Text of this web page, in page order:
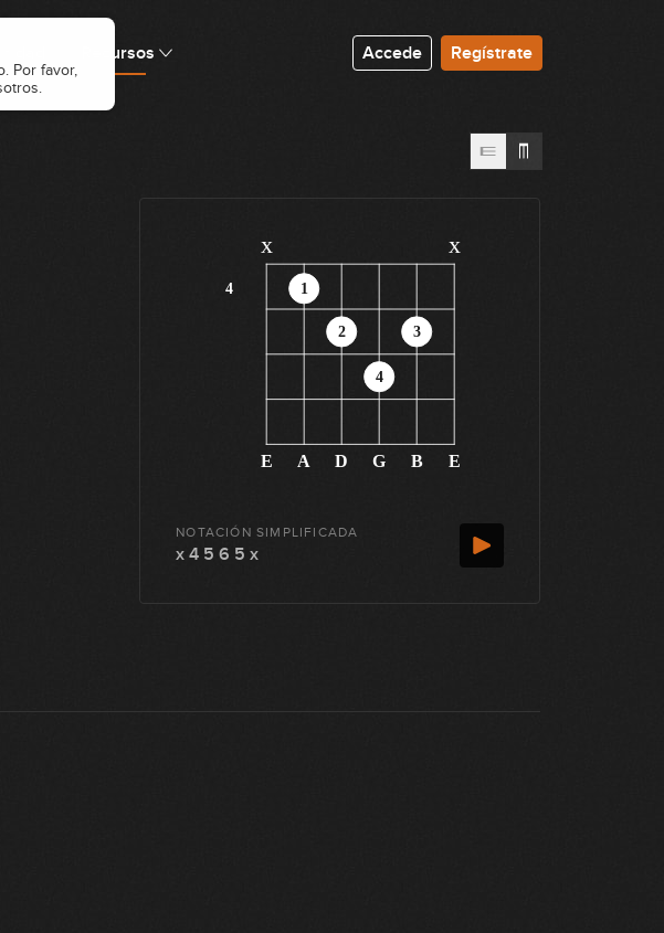
Por favor,
Recursos Accede Regístrate
4
E A D G B E
x
1
2
4
3
x
NOTACIÓN SIMPLIFICADA
x 4 5 6 5 x